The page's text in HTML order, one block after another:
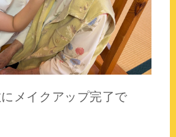
メイクアップ完了で